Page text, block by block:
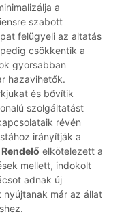
a
szabott
felügyeli az altatás
csökkentik a
gyorsabban
hazavihetők.
és bővítik
szolgáltatást
révén
irányítják a
elkötelezett a
mellett, indokolt
adnak új
már az állat